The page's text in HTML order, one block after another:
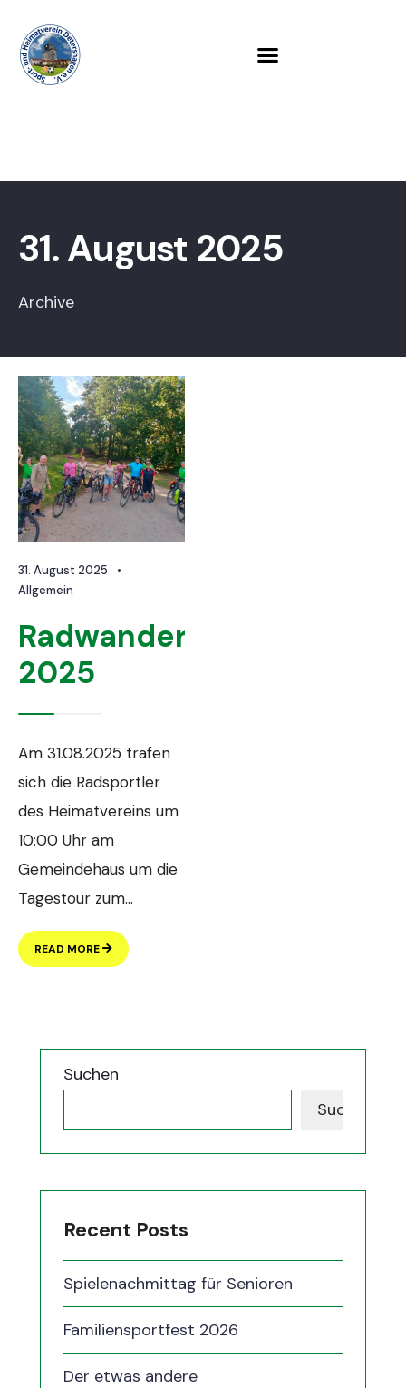
31. August 2025
Archive
31. August 2025
•
Allgemein
Radwanderung
2025
Am 31.08.2025 trafen
sich die Radsportler
des Heimatvereins um
10:00 Uhr am
Gemeindehaus um die
Tagestour zum...
READ MORE
Suchen
Suchen
Recent Posts
Spielenachmittag für Senioren
Familiensportfest 2026
Der etwas andere